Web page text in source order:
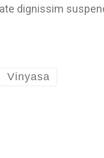
dignissim
Vinyasa